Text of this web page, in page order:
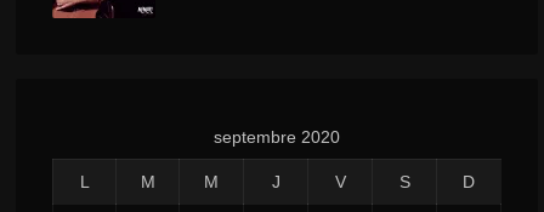
septembre 2020
L M M J V S D